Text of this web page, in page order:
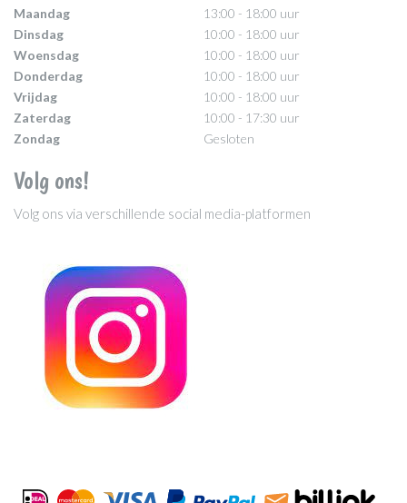
Maandag
13:00 - 18:00 uur
Dinsdag
10:00 - 18:00 uur
Woensdag
10:00 - 18:00 uur
Donderdag
10:00 - 18:00 uur
Vrijdag
10:00 - 18:00 uur
Zaterdag
10:00 - 17:30 uur
Zondag
Gesloten
Volg ons!
Volg ons via verschillende social media-platformen